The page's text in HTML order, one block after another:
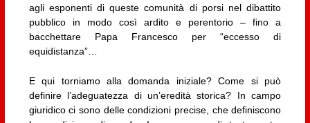
agli esponenti di queste comunità di porsi nel dibattito
pubblico in modo così ardito e perentorio – fino a
bacchettare Papa Francesco per “eccesso di
equidistanza”…
E qui torniamo alla domanda iniziale? Come si può
definire l’adeguatezza di un’eredità storica? In campo
giuridico ci sono delle condizioni precise, che definiscono